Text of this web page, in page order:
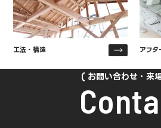
工法・構造 アフタ
お問い合わせ・来